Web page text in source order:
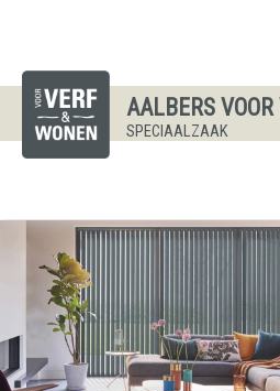
AALBERS
SPECIAALZAAK